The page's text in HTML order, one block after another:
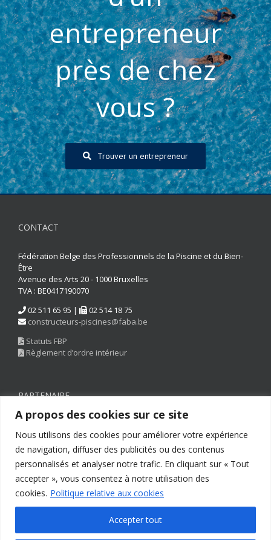
A propos des cookies sur ce site
Nous utilisons des cookies pour améliorer votre expérience
de navigation, diffuser des publicités ou des contenus
personnalisés et analyser notre trafic. En cliquant sur « Tout
accepter », vous consentez à notre utilisation des
cookies. Politique relative aux cookies
Accepter tout
entrepreneur
près de chez
vous ?
Trouver un entrepreneur
CONTACT
Fédération Belge des Professionnels de la Piscine et du Bien-
Être
Avenue des Arts 20 - 1000 Bruxelles
TVA : BE0417190070
02 511 65 95 |
02 514 18 75
constructeurs-piscines@faba.be
Statuts FBP
Règlement d’ordre intérieur
PARTENAIRE